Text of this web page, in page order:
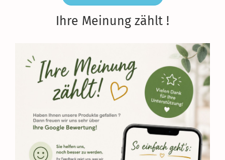
Ihre Meinung zählt !